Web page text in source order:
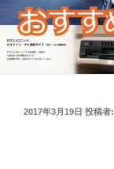
投
2017年3月19日 投稿者: